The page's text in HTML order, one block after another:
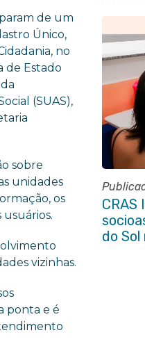
de um
Único,
no
de Estado
(SUAS),
sobre
unidades
os
vizinhas.
ponta e é
do Sol